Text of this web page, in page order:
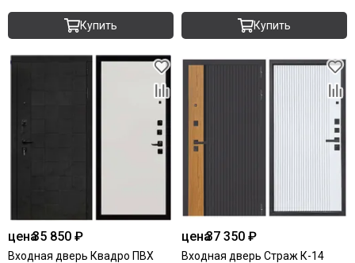
Купить Купить
цена35 850 ₽
Входная дверь Квадро ПВХ
цена37 350 ₽
Входная дверь Страж К-14